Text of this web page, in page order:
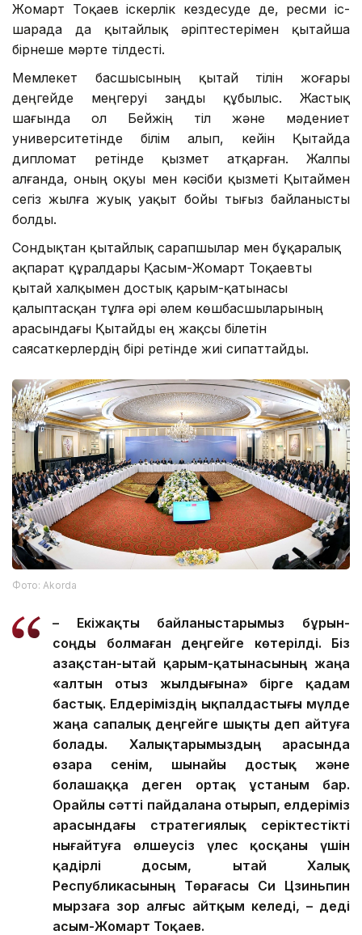
Жомарт Тоқаев іскерлік кездесуде де, ресми іс-
шарада да қытайлық әріптестерімен қытайша
бірнеше мәрте тілдесті.
Мемлекет басшысының қытай тілін жоғары
деңгейде меңгеруі заңды құбылыс. Жастық
шағында ол Бейжің тіл және мәдениет
университетінде білім алып, кейін Қытайда
дипломат ретінде қызмет атқарған. Жалпы
алғанда, оның оқуы мен кәсіби қызметі Қытаймен
сегіз жылға жуық уақыт бойы тығыз байланысты
болды.
Сондықтан қытайлық сарапшылар мен бұқаралық
ақпарат құралдары Қасым-Жомарт Тоқаевты
қытай халқымен достық қарым-қатынасы
қалыптасқан тұлға әрі әлем көшбасшыларының
арасындағы Қытайды ең жақсы білетін
саясаткерлердің бірі ретінде жиі сипаттайды.
Фото: Аkorda
– Екіжақты байланыстарымыз бұрын-
соңды болмаған деңгейге көтерілді. Біз
Қазақстан-Қытай қарым-қатынасының жаңа
«алтын отыз жылдығына» бірге қадам
бастық. Елдеріміздің ықпалдастығы мүлде
жаңа сапалық деңгейге шықты деп айтуға
болады. Халықтарымыздың арасында
өзара сенім, шынайы достық және
болашаққа деген ортақ ұстаным бар.
Орайлы сәтті пайдалана отырып, елдеріміз
арасындағы стратегиялық серіктестікті
нығайтуға өлшеусіз үлес қосқаны үшін
қадірлі досым, Қытай Халық
Республикасының Төрағасы Си Цзиньпин
мырзаға зор алғыс айтқым келеді, – деді
Қасым-Жомарт Тоқаев.